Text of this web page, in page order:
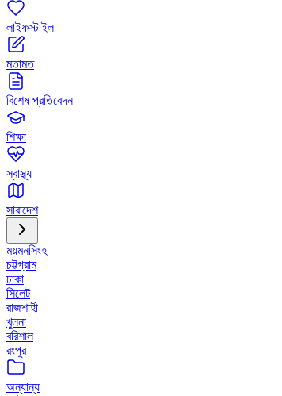
লাইফস্টাইল
মতামত
বিশেষ প্রতিবেদন
শিক্ষা
স্বাস্থ্য
সারাদেশ
ময়মনসিংহ
চট্টগ্রাম
ঢাকা
সিলেট
রাজশাহী
খুলনা
বরিশাল
রংপুর
অন্যান্য